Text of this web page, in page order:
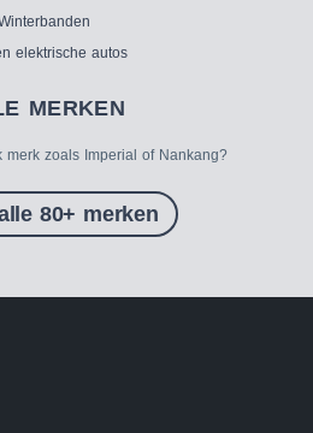
elektrische autos
MERKEN
merk zoals Imperial of Nankang?
80+ merken